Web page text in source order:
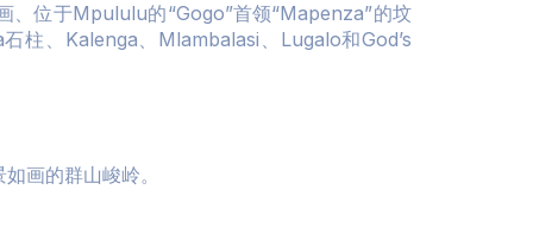
位于Mpululu的“Gogo”首领“Mapenza”的坟
柱、Kalenga、Mlambalasi、Lugalo和God’s
画的群山峻岭。